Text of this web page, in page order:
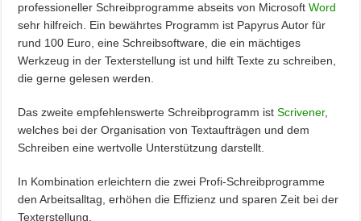
professioneller Schreibprogramme abseits von MicrosoftWord
sehr hilfreich. Ein bewährtes Programm ist Papyrus Autor für
rund 100 Euro, eine Schreibsoftware, die ein mächtiges
Werkzeug in der Texterstellung ist und hilft Texte zu schreiben,
die gerne gelesen werden.
Das zweite empfehlenswerte Schreibprogramm istScrivener,
welches bei der Organisation von Textaufträgen und dem
Schreiben eine wertvolle Unterstützung darstellt.
In Kombination erleichtern die zwei Profi-Schreibprogramme
den Arbeitsalltag, erhöhen die Effizienz und sparen Zeit bei der
Texterstellung.